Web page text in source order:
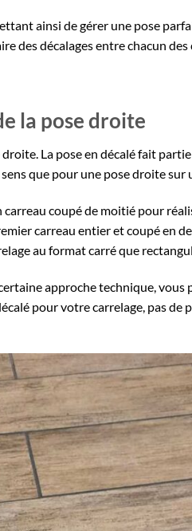
ainsi de gérer une pose
des décalages entre chacun
la pose droite
La pose en décalé fait
que pour une pose droite sur
carreau coupé de moitié pour
carreau entier et coupé en
au format carré que
approche technique, vous
pour votre carrelage, pas de